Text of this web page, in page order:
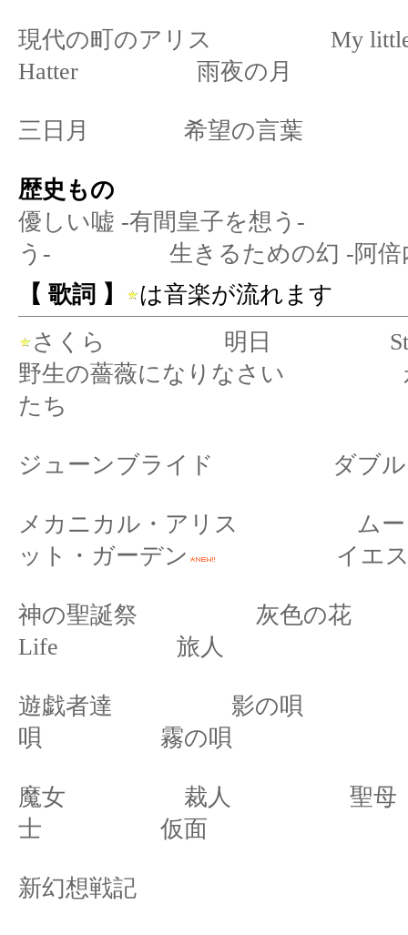
現代の町のアリス
My
Hatter
雨夜の月
三日月 希望の言葉
歴史もの
優しい嘘 -有間皇子を想う-
う-
生きるための幻 -阿
【 歌詞 】
は音楽が流れます
さくら
明日
野生の薔薇になりなさい
たち
ジューンブライド ダブ
メカニカル・アリス
ム
ット・ガーデン
イエ
神の聖誕祭
灰色の花
Life
旅人
遊戯者達
影の唄
唄
霧の唄
魔女 裁人
聖母
士
仮面
新幻想戦記